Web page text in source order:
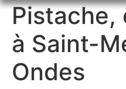
Pistache,
à Saint-
Ondes